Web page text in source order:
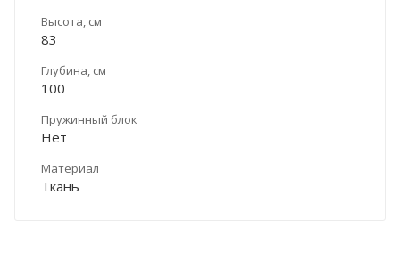
Высота, см
83
Глубина, см
100
Пружинный блок
Нет
Материал
Ткань